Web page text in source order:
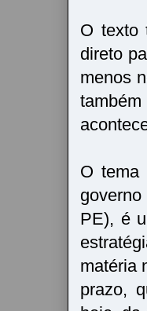
O texto
direto
menos
O tema
PE), é
matéria
prazo,